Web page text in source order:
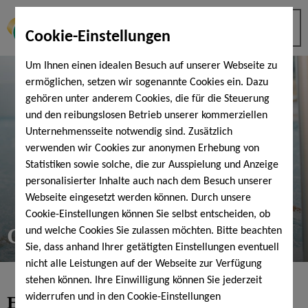
Cookie-Einstellungen
Um Ihnen einen idealen Besuch auf unserer Webseite zu
ermöglichen, setzen wir sogenannte Cookies ein. Dazu
gehören unter anderem Cookies, die für die Steuerung
und den reibungslosen Betrieb unserer kommerziellen
Unternehmensseite notwendig sind. Zusätzlich
verwenden wir Cookies zur anonymen Erhebung von
Statistiken sowie solche, die zur Ausspielung und Anzeige
personalisierter Inhalte auch nach dem Besuch unserer
Webseite eingesetzt werden können. Durch unsere
Cookie-Einstellungen können Sie selbst entscheiden, ob
und welche Cookies Sie zulassen möchten. Bitte beachten
Sie, dass anhand Ihrer getätigten Einstellungen eventuell
nicht alle Leistungen auf der Webseite zur Verfügung
stehen können. Ihre Einwilligung können Sie jederzeit
widerrufen und in den Cookie-Einstellungen
Gutschein-Shop
Entspannungpur verschenken